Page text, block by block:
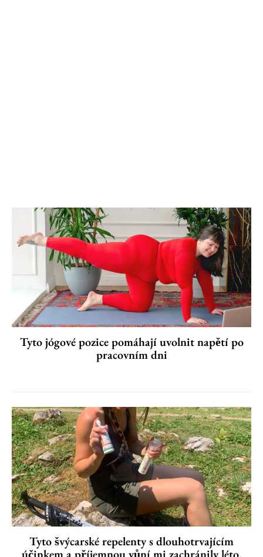
Tyto jógové pozice pomáhají uvolnit napětí po
pracovním dni
Tyto švýcarské repelenty s dlouhotrvajícím